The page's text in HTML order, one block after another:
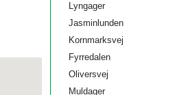
Lyngager
Jasminlunden
Kornmarksvej
Fyrredalen
Oliversvej
Muldager